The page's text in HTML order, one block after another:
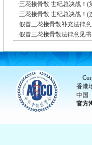
·三花接骨散 世纪总决战！(
·三花接骨散 世纪总决战！(
·假冒三花接骨散补充法律
·假冒三花接骨散法律意见书
香港
中国
官方